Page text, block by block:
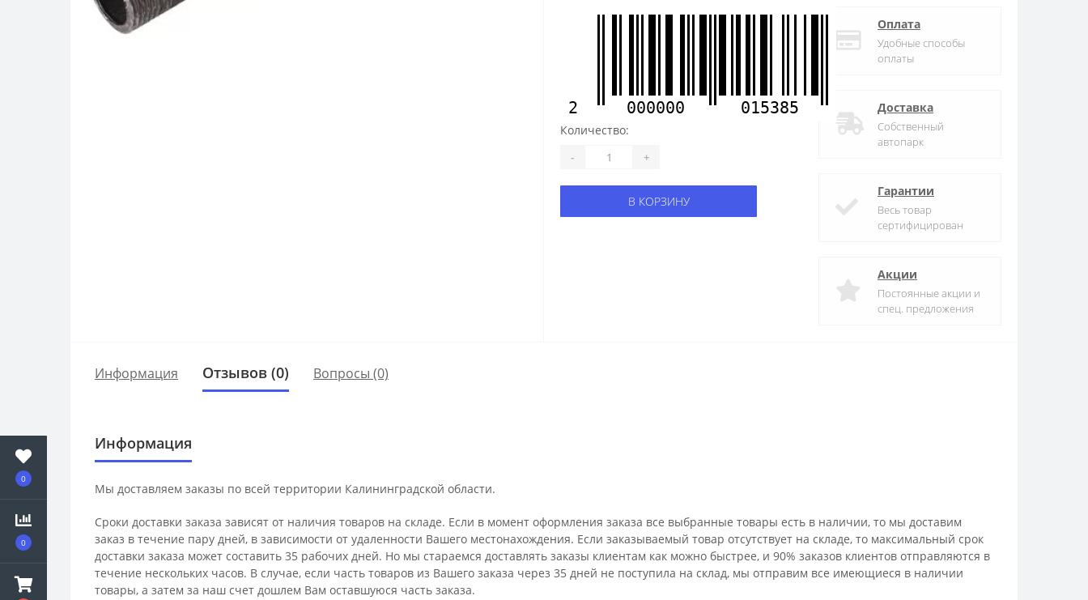
0
0
2 000000 015385
Количество:
- +
В КОРЗИНУ
Оплата
Удобные способы
оплаты
Доставка
Собственный
автопарк
Гарантии
Весь товар
сертифицирован
Акции
Постоянные акции и
спец. предложения
Информация Отзывов (0) Вопросы (0)
Информация
Мы доставляем заказы по всей территории Калининградской области.
Сроки доставки заказа зависят от наличия товаров на складе. Если в момент оформления заказа все выбранные товары есть в наличии, то мы доставим
заказ в течение пару дней, в зависимости от удаленности Вашего местонахождения. Если заказываемый товар отсутствует на складе, то максимальный срок
доставки заказа может составить 35 рабочих дней. Но мы стараемся доставлять заказы клиентам как можно быстрее, и 90% заказов клиентов отправляются в
течение нескольких часов. В случае, если часть товаров из Вашего заказа через 35 дней не поступила на склад, мы отправим все имеющиеся в наличии
товары, а затем за наш счет дошлем Вам оставшуюся часть заказа.